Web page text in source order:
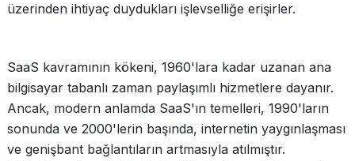
üzerinden ihtiyaç duydukları işlevselliğe erişirler.
SaaS kavramının kökeni, 1960'lara kadar uzanan ana
bilgisayar tabanlı zaman paylaşımlı hizmetlere dayanır.
Ancak, modern anlamda SaaS'ın temelleri, 1990'ların
sonunda ve 2000'lerin başında, internetin yaygınlaşması
ve genişbant bağlantıların artmasıyla atılmıştır.